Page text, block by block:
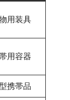
用装具
用容器
携帯品